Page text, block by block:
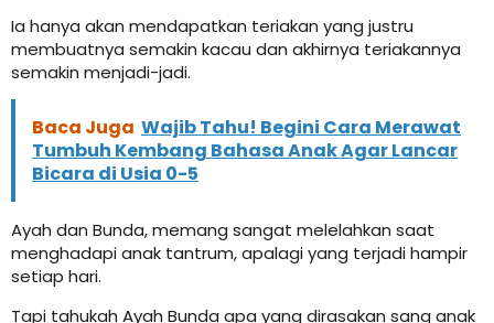
Ia hanya akan mendapatkan teriakan yang justru
membuatnya semakin kacau dan akhirnya teriakannya
semakin menjadi-jadi.
Baca Juga Wajib Tahu! Begini Cara Merawat
Tumbuh Kembang Bahasa Anak Agar Lancar
Bicara di Usia 0-5
Ayah dan Bunda, memang sangat melelahkan saat
menghadapi anak tantrum, apalagi yang terjadi hampir
setiap hari.
Tapi tahukah Ayah Bunda apa yang dirasakan sang anak